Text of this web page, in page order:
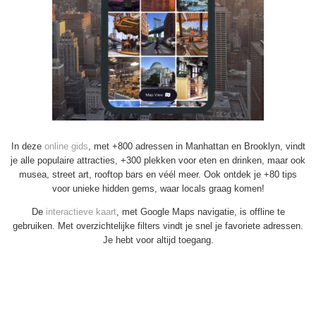
In deze online gids , met +800 adressen in Manhattan en Brooklyn, vindt
je alle populaire attracties, +300 plekken voor eten en drinken, maar ook
musea, street art, rooftop bars en véél meer. Ook ontdek je +80 tips
voor unieke hidden gems, waar locals graag komen!
De interactieve kaart, met Google Maps navigatie, is offline te
gebruiken. Met overzichtelijke filters vindt je snel je favoriete adressen.
Je hebt voor altijd toegang.